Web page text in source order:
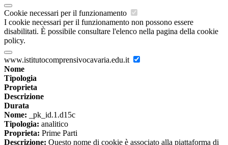
Cookie necessari per il funzionamento
I cookie necessari per il funzionamento non possono essere
disabilitati. È possibile consultare l'elenco nella pagina della cookie
policy.
www.istitutocomprensivocavaria.edu.it
Nome
Tipologia
Proprieta
Descrizione
Durata
Nome: _pk_id.1.d15c
Tipologia: analitico
Proprieta: Prime Parti
Descrizione: Questo nome di cookie è associato alla piattaforma di